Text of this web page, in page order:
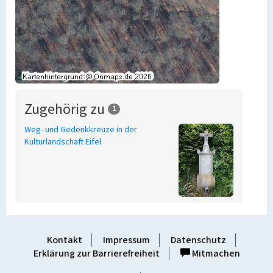
Zugehörig zu 1
Weg- und Gedenkkreuze in der
Kulturlandschaft Eifel
Kontakt Impressum
Datenschutz
Erklärung zur Barrierefreiheit
Mitmachen